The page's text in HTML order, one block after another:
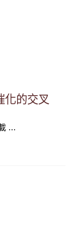
化的交叉
…